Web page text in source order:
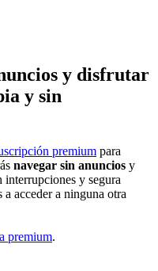
y disfrutar
y sin
premium para
navegar sin anuncios y
y segura
a acceder a ninguna otra
premium.